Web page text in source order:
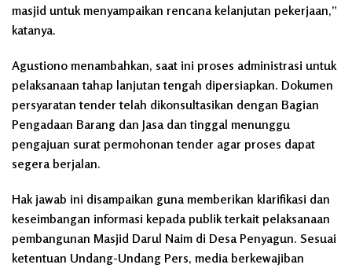
masjid untuk menyampaikan rencana kelanjutan pekerjaan,”
katanya.
Agustiono menambahkan, saat ini proses administrasi untuk
pelaksanaan tahap lanjutan tengah dipersiapkan. Dokumen
persyaratan tender telah dikonsultasikan dengan Bagian
Pengadaan Barang dan Jasa dan tinggal menunggu
pengajuan surat permohonan tender agar proses dapat
segera berjalan.
Hak jawab ini disampaikan guna memberikan klarifikasi dan
keseimbangan informasi kepada publik terkait pelaksanaan
pembangunan Masjid Darul Naim di Desa Penyagun. Sesuai
ketentuan Undang-Undang Pers, media berkewajiban